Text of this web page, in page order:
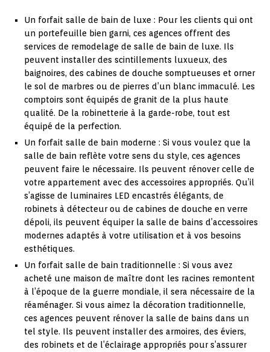
Un forfait salle de bain de luxe : Pour les clients qui ont
un portefeuille bien garni, ces agences offrent des
services de remodelage de salle de bain de luxe. Ils
peuvent installer des scintillements luxueux, des
baignoires, des cabines de douche somptueuses et orner
le sol de marbres ou de pierres d’un blanc immaculé. Les
comptoirs sont équipés de granit de la plus haute
qualité. De la robinetterie à la garde-robe, tout est
équipé de la perfection.
Un forfait salle de bain moderne : Si vous voulez que la
salle de bain reflète votre sens du style, ces agences
peuvent faire le nécessaire. Ils peuvent rénover celle de
votre appartement avec des accessoires appropriés. Qu’il
s’agisse de luminaires LED encastrés élégants, de
robinets à détecteur ou de cabines de douche en verre
dépoli, ils peuvent équiper la salle de bains d’accessoires
modernes adaptés à votre utilisation et à vos besoins
esthétiques.
Un forfait salle de bain traditionnelle : Si vous avez
acheté une maison de maître dont les racines remontent
à l’époque de la guerre mondiale, il sera nécessaire de la
réaménager. Si vous aimez la décoration traditionnelle,
ces agences peuvent rénover la salle de bains dans un
tel style. Ils peuvent installer des armoires, des éviers,
des robinets et de l’éclairage appropriés pour s’assurer